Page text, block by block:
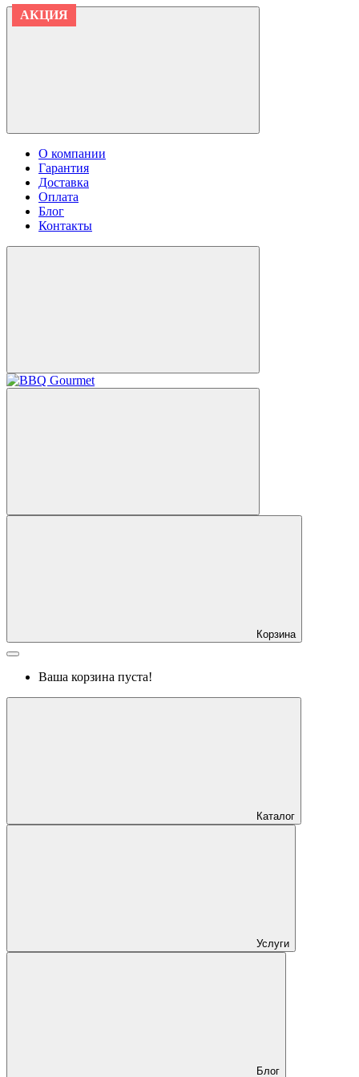
О компании
Гарантия
Доставка
Оплата
Блог
Контакты
Корзина
Ваша корзина пуста!
Каталог
Услуги
Блог
АКЦИЯ
АКЦИЯ
АКЦИЯ
АКЦИЯ